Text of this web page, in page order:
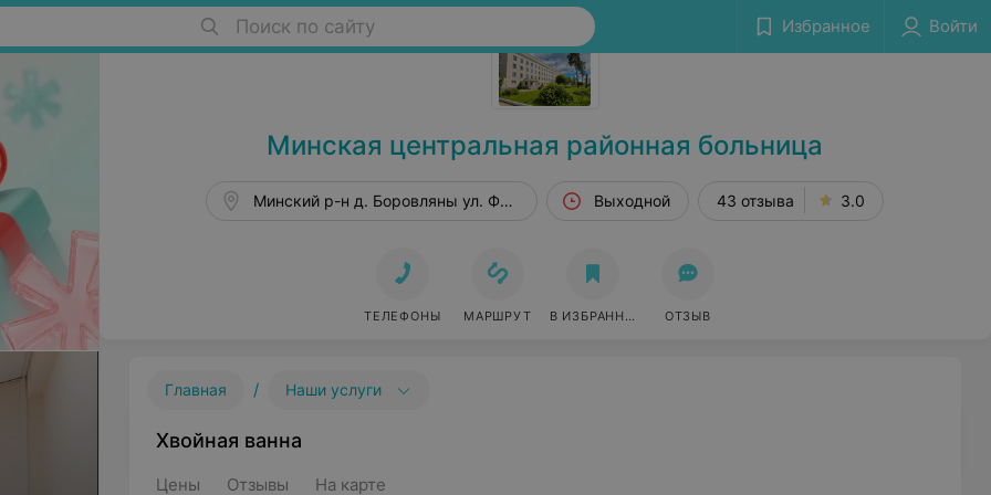
Поиск по сайту Избранное Войти
Больницы в Боровлянах Сообщить об ошибке
Минская центральная районная больница
Минский р-н д. Боровляны ул. Фрунзенская, 1Выходной 43 отзыва 3.0
ТЕЛЕФОНЫ МАРШРУТ В ИЗБРАННОЕ ОТЗЫВ
Главная / Наши услуги
Хвойная ванна
Цены Отзывы На карте